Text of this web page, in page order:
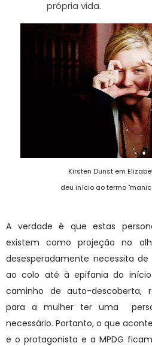
própria vida.
Kirsten Dunst em
deu início ao termo
A verdade é que estas
existem como projeção no
desesperadamente necessita
ao colo até à epifania do
caminho de auto-descoberta,
para a mulher ter uma
necessário. Portanto, o que
e o protagonista e a MPDG